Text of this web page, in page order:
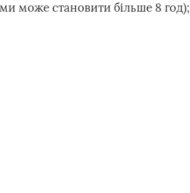
може становити більше 8 год);